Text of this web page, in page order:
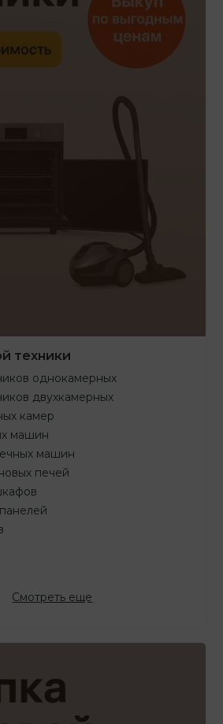
техники
однокамерных
двухкамерных
камер
машин
машин
печей
Смотреть еще